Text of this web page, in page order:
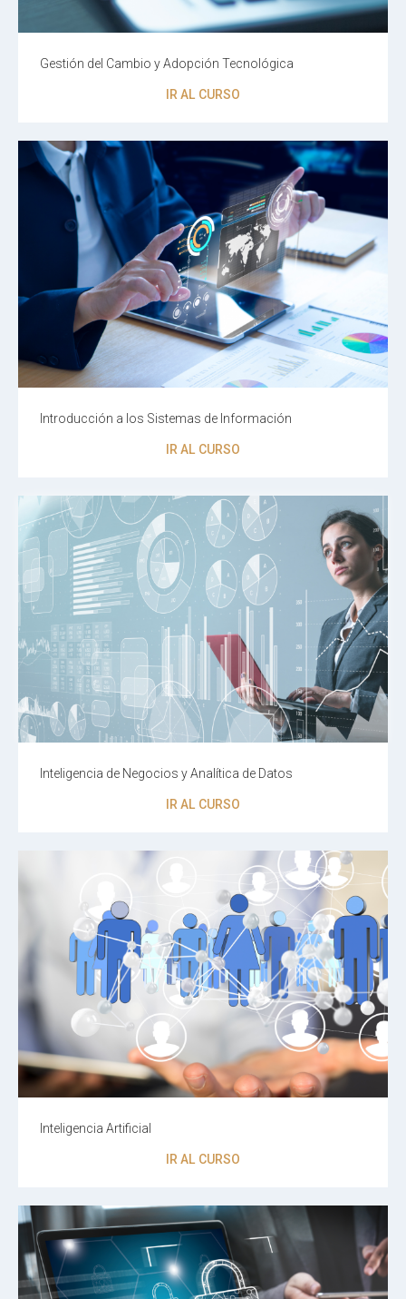
Gestión del Cambio y Adopción Tecnológica
IR AL CURSO
Introducción a los Sistemas de Información
IR AL CURSO
Inteligencia de Negocios y Analítica de Datos
IR AL CURSO
Inteligencia Artificial
IR AL CURSO